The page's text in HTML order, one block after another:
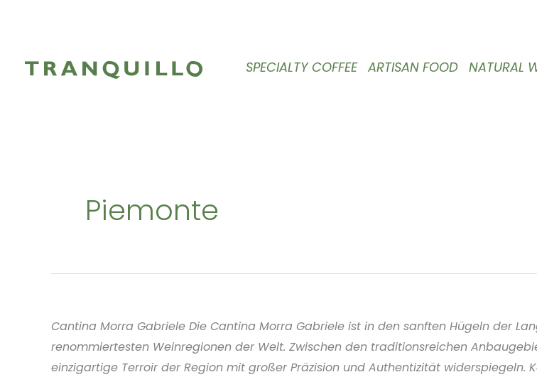
SPECIALTY COFFEE ARTISAN FOOD NATURAL
Piemonte
Cantina Morra Gabriele Die Cantina Morra Gabriele ist in den sanften Hügeln der
renommiertesten Weinregionen der Welt. Zwischen den traditionsreichen
einzigartige Terroir der Region mit großer Präzision und Authentizität